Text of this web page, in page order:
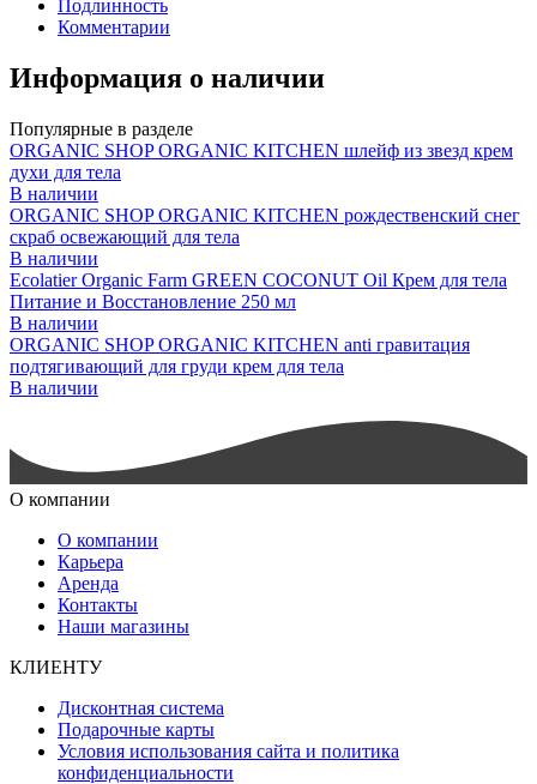
Подлинность
Комментарии
Информация о наличии
Популярные в разделе
ORGANIC SHOP ORGANIC KITCHEN шлейф из звезд крем
духи для тела
В наличии
ORGANIC SHOP ORGANIC KITCHEN рождественский снег
скраб освежающий для тела
В наличии
Ecolatier Organic Farm GREEN COCONUT Oil Крем для тела
Питание и Восстановление 250 мл
В наличии
ORGANIC SHOP ORGANIC KITCHEN anti гравитация
подтягивающий для груди крем для тела
В наличии
О компании
О компании
Карьера
Аренда
Контакты
Наши магазины
КЛИЕНТУ
Дисконтная система
Подарочные карты
Условия использования сайта и политика
конфиденциальности